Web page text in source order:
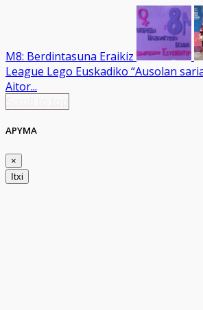
M8: Berdintasuna Eraikiz
League Lego Euskadiko “Ausolan
Aitor...
APYMA
×
Itxi